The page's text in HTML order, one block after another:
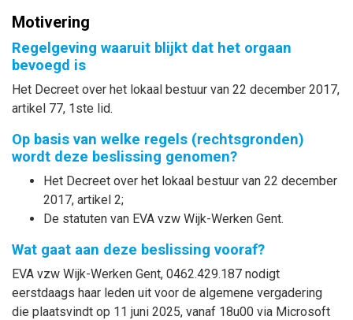
Motivering
Regelgeving waaruit blijkt dat het orgaan
bevoegd is
Het Decreet over het lokaal bestuur van 22 december 2017,
artikel 77, 1ste lid.
Op basis van welke regels (rechtsgronden)
wordt deze beslissing genomen?
Het Decreet over het lokaal bestuur van 22 december
2017, artikel 2;
De statuten van EVA vzw Wijk-Werken Gent.
Wat gaat aan deze beslissing vooraf?
EVA vzw Wijk-Werken Gent, 0462.429.187 nodigt
eerstdaags haar leden uit voor de algemene vergadering
die plaatsvindt op 11 juni 2025, vanaf 18u00 via Microsoft